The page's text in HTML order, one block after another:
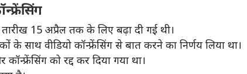
15 अप्रैल तक के लिए बढ़ा दी गई थी।
के साथ वीडियो कॉन्फ्रेंसिंग से बात करने का निर्णय लिया था।
को रद्द कर दिया गया था।